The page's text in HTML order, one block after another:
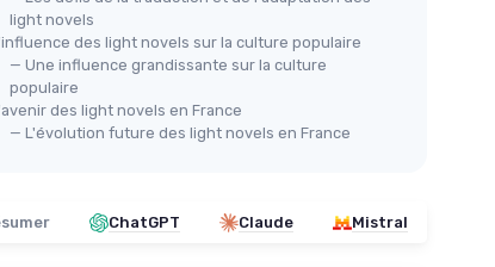
light novels
des light novels sur la culture populaire
— Une influence grandissante sur la culture
populaire
des light novels en France
— L'évolution future des light novels en France
ChatGPT Claude Mistral